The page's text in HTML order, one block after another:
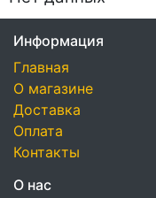
Информация
Главная
О магазине
Доставка
Оплата
Контакты
О нас